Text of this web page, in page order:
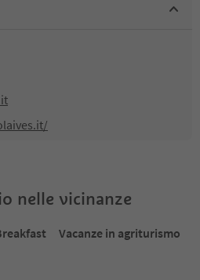
nelle vicinanze
Vacanze in agriturismo